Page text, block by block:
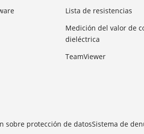
Lista de resistencias
Medición del valor de
dieléctrica
TeamViewer
sobre protección de datosSistema de